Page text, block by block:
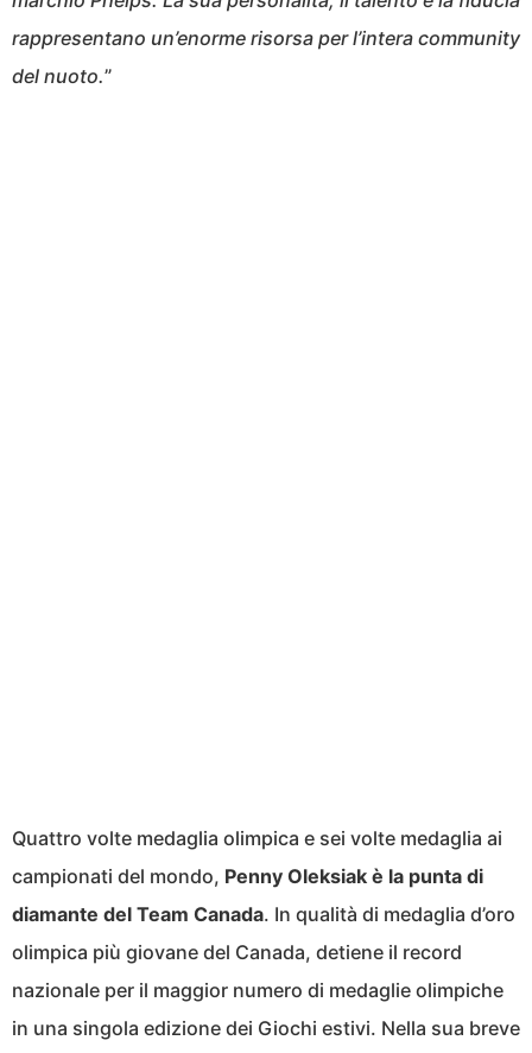
rappresentano un’enorme risorsa per l’intera community
del nuoto.”
Quattro volte medaglia olimpica e sei volte medaglia ai
campionati del mondo, Penny Oleksiak è la punta di
diamante del Team Canada. In qualità di medaglia d’oro
olimpica più giovane del Canada, detiene il record
nazionale per il maggior numero di medaglie olimpiche
in una singola edizione dei Giochi estivi. Nella sua breve